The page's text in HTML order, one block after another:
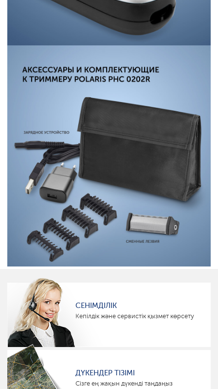
СЕНІМДІЛІК
Кепілдік және сервистік қызмет көрсету
ДҮКЕНДЕР ТІЗІМІ
Сізге ең жақын дүкенді таңдаңыз